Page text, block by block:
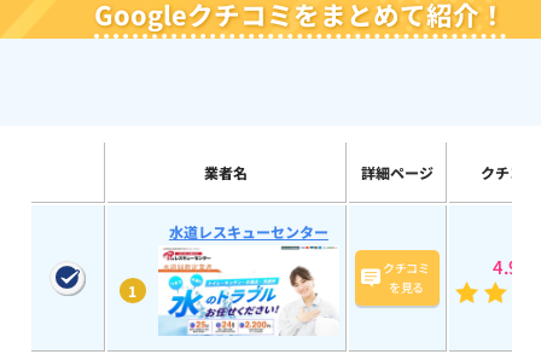
Googleクチコミをまとめて紹介！
業者名 詳細ページ クチコ
1
水道レスキューセンター
クチコミ
を見る
4.9